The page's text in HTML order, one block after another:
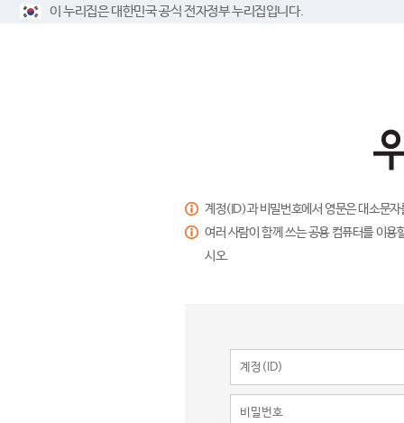
이 누리집은 대한민국 공식 전자정부 누리집입니다.
계정(ID)과 비밀번호에서 영문은 대소문
여러 사람이 함께 쓰는 공용 컴퓨터를 이
시오.